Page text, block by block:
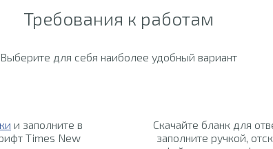
Требования к работам
Выберите для себя наиболее удобный вариант
и заполните в
Times New
Скачайте бланк для
заполните ручкой,